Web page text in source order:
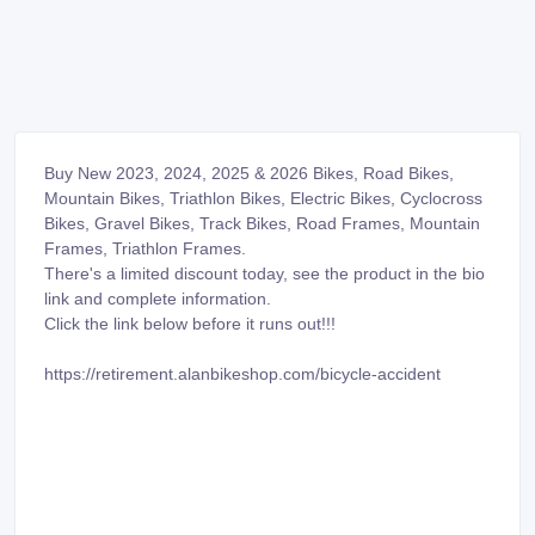
Buy New 2023, 2024, 2025 & 2026 Bikes, Road Bikes,
Mountain Bikes, Triathlon Bikes, Electric Bikes, Cyclocross
Bikes, Gravel Bikes, Track Bikes, Road Frames, Mountain
Frames, Triathlon Frames.
There's a limited discount today, see the product in the bio
link and complete information.
Click the link below before it runs out!!!
https://retirement.alanbikeshop.com/bicycle-accident